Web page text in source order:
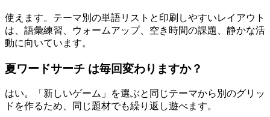
使えます。テーマ別の単語リストと印刷しやすいレイアウト
は、語彙練習、ウォームアップ、空き時間の課題、静かな活
動に向いています。
夏ワードサーチ は毎回変わりますか？
はい。「新しいゲーム」を選ぶと同じテーマから別のグリッ
ドを作るため、同じ題材でも繰り返し遊べます。